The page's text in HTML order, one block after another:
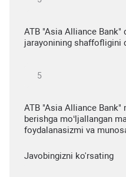
ATB "Asia Alliance
jarayonining shaffofligini
ATB "Asia Alliance Bank"
berishga mo‘ljallangan
foydalanasizmi va
Javobingizni ko'rsating